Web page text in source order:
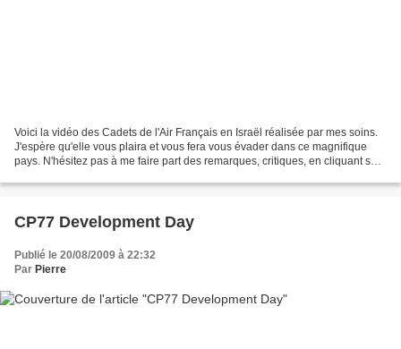
Voici la vidéo des Cadets de l'Air Français en Israël réalisée par mes soins.
J'espère qu'elle vous plaira et vous fera vous évader dans ce magnifique
pays. N'hésitez pas à me faire part des remarques, critiques, en cliquant sur
CP77 Development Day
Publié le 20/08/2009 à 22:32
Par Pierre